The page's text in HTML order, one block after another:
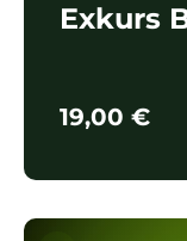
Exkurs
19,00 €